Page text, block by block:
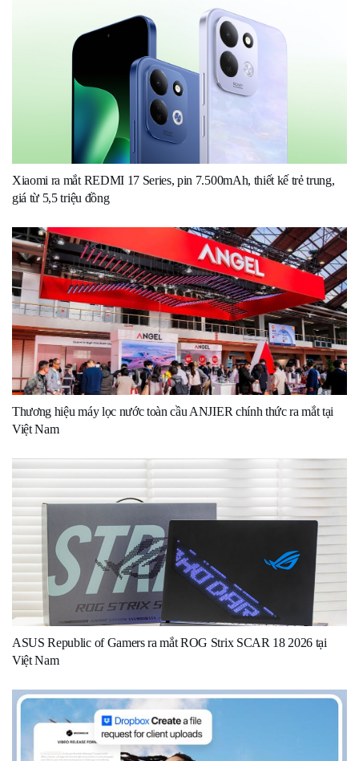
Xiaomi ra mắt REDMI 17 Series, pin 7.500mAh, thiết kế trẻ trung,
giá từ 5,5 triệu đồng
Thương hiệu máy lọc nước toàn cầu ANJIER chính thức ra mắt tại
Việt Nam
ASUS Republic of Gamers ra mắt ROG Strix SCAR 18 2026 tại
Việt Nam